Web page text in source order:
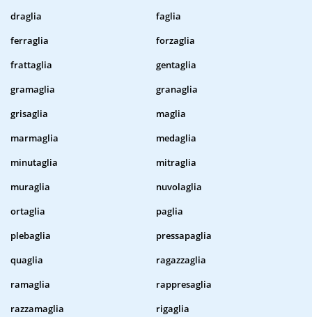
draglia
faglia
ferraglia
forzaglia
frattaglia
gentaglia
gramaglia
granaglia
grisaglia
maglia
marmaglia
medaglia
minutaglia
mitraglia
muraglia
nuvolaglia
ortaglia
paglia
plebaglia
pressapaglia
quaglia
ragazzaglia
ramaglia
rappresaglia
razzamaglia
rigaglia